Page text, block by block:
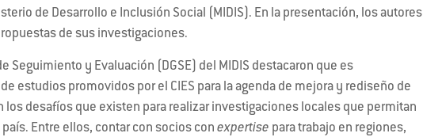
de Desarrollo e Inclusión Social (MIDIS). En la presentación, los autores
de sus investigaciones.
Seguimiento y Evaluación (DGSE) del MIDIS destacaron que es
estudios promovidos por el CIES para la agenda de mejora y rediseño de
los desafíos que existen para realizar investigaciones locales que permitan
Entre ellos, contar con socios con expertise para trabajo en regiones,